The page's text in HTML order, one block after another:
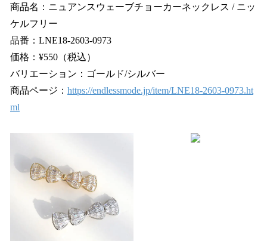
商品名：ニュアンスウェーブチョーカーネックレス / ニッ
ケルフリー
品番：LNE18-2603-0973
価格：¥550（税込）
バリエーション：ゴールド/シルバー
商品ページ： https://endlessmode.jp/item/LNE18-2603-0973.ht
ml